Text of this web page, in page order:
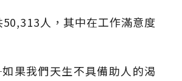
人，其中在工作滿意度
果我們天生不具備助人的渴